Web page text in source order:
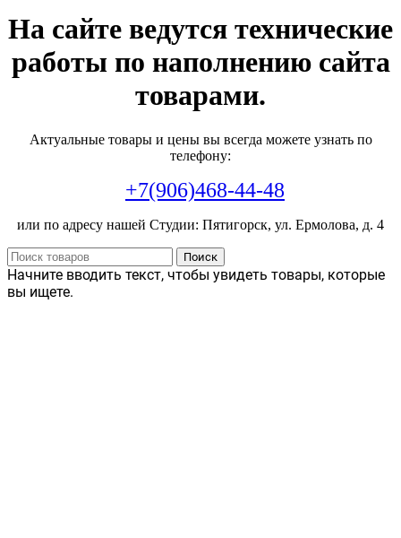
На сайте ведутся технические
работы по наполнению сайта
товарами.
Актуальные товары и цены вы всегда можете узнать по
телефону:
+7(906)468-44-48
или по адресу нашей Студии: Пятигорск, ул. Ермолова, д. 4
Поиск
Начните вводить текст, чтобы увидеть товары, которые
вы ищете.